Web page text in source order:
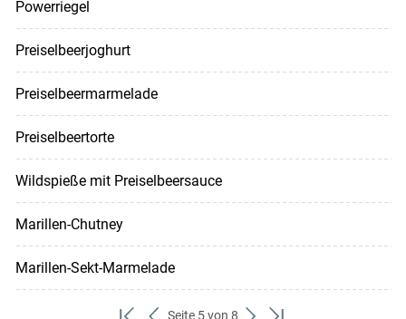
Powerriegel
Preiselbeerjoghurt
Preiselbeermarmelade
Preiselbeertorte
Wildspieße mit Preiselbeersauce
Marillen-Chutney
Marillen-Sekt-Marmelade
Seite 5 von 8